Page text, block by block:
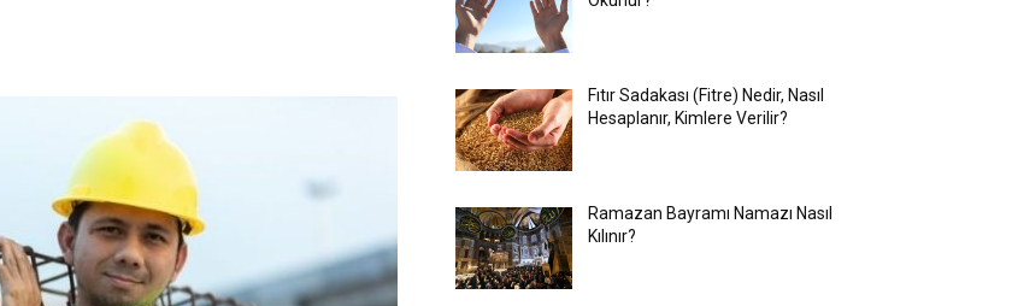
Fıtır Sadakası (Fitre) Nedir, Nasıl
Hesaplanır, Kimlere Verilir?
Ramazan Bayramı Namazı Nasıl
Kılınır?